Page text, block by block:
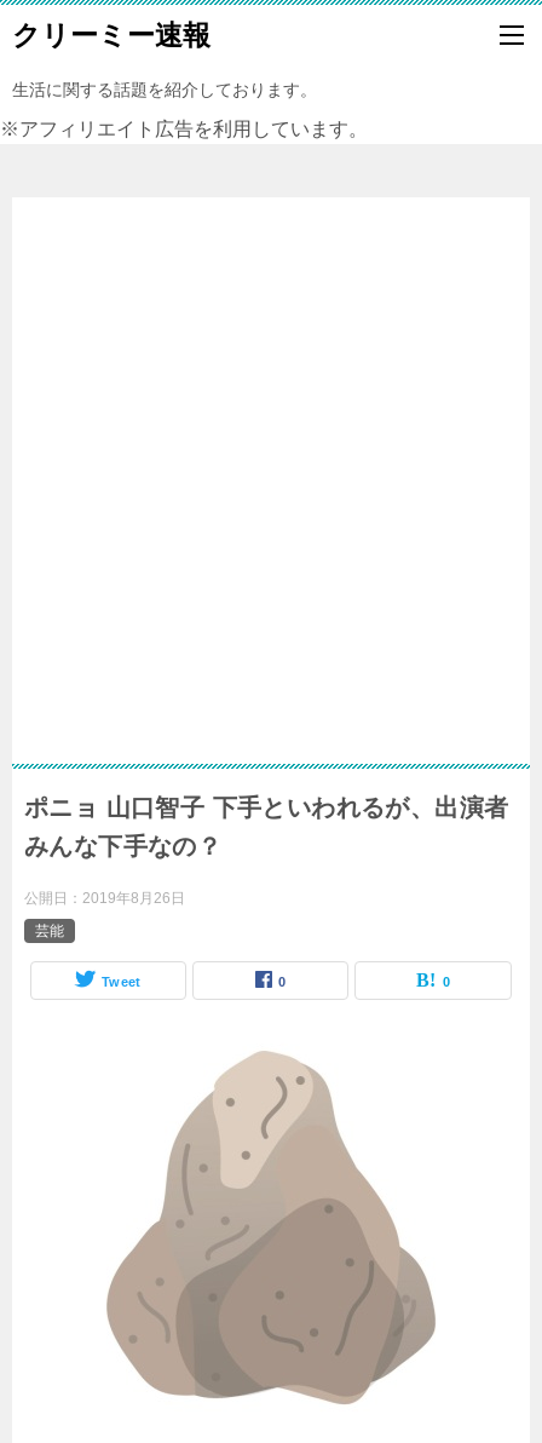
クリーミー速報
生活に関する話題を紹介しております。
※アフィリエイト広告を利用しています。
ポニョ 山口智子 下手といわれるが、出演者
みんな下手なの？
公開日： 2019年8月26日
芸能
Tweet 0 0